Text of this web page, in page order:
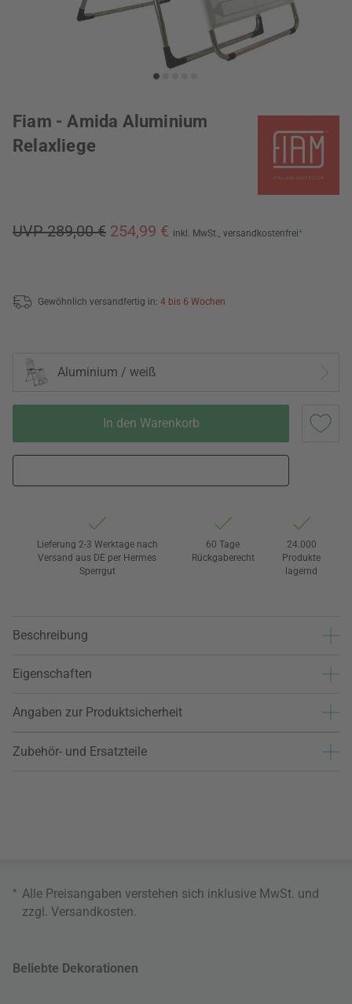
Fiam - Amida Aluminium
Relaxliege
UVP 289,00 € 254,99 € inkl. MwSt., versandkostenfrei*
Gewöhnlich versandfertig in: 4 bis 6 Wochen
Aluminium / weiß
In den Warenkorb
Lieferung 2-3 Werktage nach
Versand aus DE per Hermes
Sperrgut
60 Tage
Rückgaberecht
24.000
Produkte
lagernd
Beschreibung
Eigenschaften
Angaben zur Produktsicherheit
Zubehör- und Ersatzteile
* Alle Preisangaben verstehen sich inklusive MwSt. und
zzgl. Versandkosten
Beliebte Dekorationen